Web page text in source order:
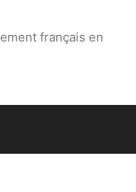
français en